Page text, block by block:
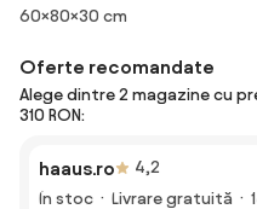
Dimensiuni
60×80×30 cm
Oferte recomandate
Alege dintre 2 magazine cu
310 RON:
haaus.ro
4,2
În stoc
Livrare gratuită